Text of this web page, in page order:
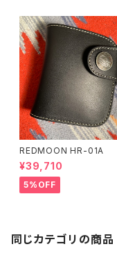
REDMOON HR-01A
¥39,710
5%OFF
同じカテゴリの商品